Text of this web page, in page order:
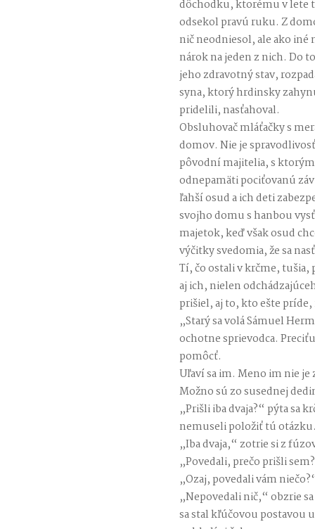
dôchodku, ktorému v lete
odsekol pravú ruku. Z
nič neodniesol, ale ako
nárok na jeden z nich. Do
jeho zdravotný stav,
syna, ktorý hrdinsky
pridelili, nasťahoval.
Obsluhovač mláťačky s
domov. Nie je
pôvodní majitelia, s
odnepamäti pociťovanú
ľahší osud a ich deti
svojho domu s hanbou
majetok, keď však osud
výčitky svedomia, že sa
Tí, čo ostali v krčme,
aj ich, nielen
prišiel, aj to, kto ešte
„Starý sa volá Sámuel
ochotne sprievodca.
pomôcť.
Uľaví sa im. Meno im nie je
Možno sú zo susednej
„Prišli iba dvaja?“ pýta sa
nemuseli položiť tú
„Iba dvaja,“ zotrie si z
„Povedali, prečo prišli
„Ozaj, povedali vám
„Nepovedali nič,“ obzrie
sa stal kľúčovou postavou